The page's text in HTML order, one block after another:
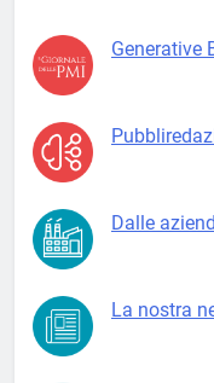
Generative
Dalle
La nostra